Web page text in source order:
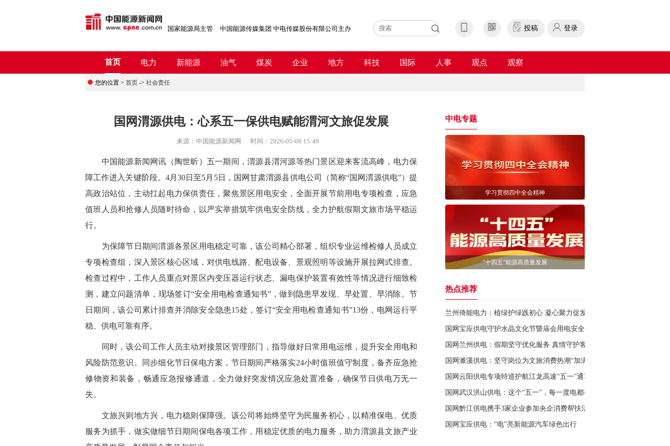
国家能源局主管 中国能源传媒集团 中电传媒股份有限公司主办 投稿 登录
首页 电力 新能源 油气 煤炭 企业 地方 科技 国际 人事 观点 观察
您的位置 > 首页 -> 社会责任
国网渭源供电：心系五一保供电赋能渭河文旅促发展
来源： 中国能源新闻网 时间： 2026-05-08 15:49
中国能源新闻网讯 （陶世昕） 五一期间，渭源县渭河源等热门景区迎来客流高峰，电力保
障工作进入关键阶段。4月30日至5月5日，国网甘肃渭源县供电公司（简称“国网渭源供电”）提
高政治站位，主动扛起电力保供责任，聚焦景区用电安全，全面开展节前用电专项检查，应急
值班人员和抢修人员随时待命，以严实举措筑牢供电安全防线，全力护航假期文旅市场平稳运
行。
为保障节日期间渭源各景区用电稳定可靠，该公司精心部署，组织专业运维检修人员成立
专项检查组，深入景区核心区域，对供电线路、配电设备、景观照明等设施开展拉网式排查。
检查过程中，工作人员重点对景区内变压器运行状态、漏电保护装置有效性等情况进行细致检
测，建立问题清单，现场签订“安全用电检查通知书”，做到隐患早发现、早处置、早消除。节
日期间，该公司累计排查并消除安全隐患15处，签订“安全用电检查通知书”13份，电网运行平
稳、供电可靠有序。
同时，该公司工作人员主动对接景区管理部门，指导做好日常用电运维，提升安全用电和
风险防范意识。同步细化节日保电方案，节日期间严格落实24小时值班值守制度，备齐应急抢
修物资和装备，畅通应急报修通道，全力做好突发情况应急处置准备，确保节日供电万无一
失。
文旅兴则地方兴，电力稳则保障强。该公司将始终坚守为民服务初心，以精准保电、优质
服务为抓手，做实做细节日期间保电各项工作，用稳定优质的电力服务，助力渭源县文旅产业
中电专题
学习贯彻四中全会精神
“十四五”能源高质量发展
热点推荐
兰州倚能电力：植绿护绿践初心 凝心聚力促发展
国网宝应供电守护水晶文化节暨庙会用电安全
国网兰州供电：假期坚守优化服务 真情守护客户需求
国网濉溪供电：坚守岗位为文旅消费热潮“加满电”
国网云阳供电专项特巡护航江龙高速“五一”通车
国网武汉洪山供电：这个“五一”，每一度电都有温度
国网黔江供电携手3家企业参加央企消费帮扶活动
国网宝应供电：“电”亮新能源汽车绿色出行